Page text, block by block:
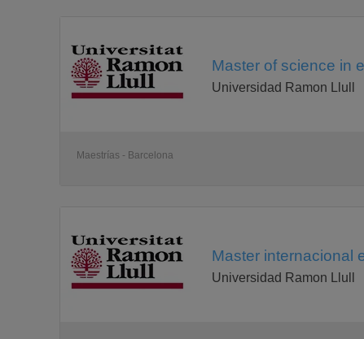
Master of science in
Universidad Ramon Llull
Maestrías - Barcelona
Master internacional
Universidad Ramon Llull